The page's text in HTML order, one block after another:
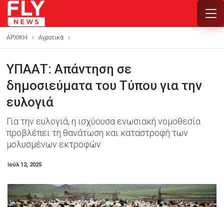
ΑΡΧΙΚΗ Αγροτικά
ΥΠΑΑΤ: Απάντηση σε
δημοσιεύματα του Τύπου για την
ευλογιά
Για την ευλογιά, η ισχύουσα ενωσιακή νομοθεσία
προβλέπει τη θανάτωση και καταστροφή των
μολυσμένων εκτροφών
Ιούλ 12, 2025